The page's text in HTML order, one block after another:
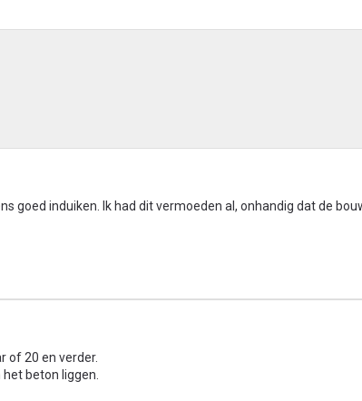
goed induiken. Ik had dit vermoeden al, onhandig dat de
of 20 en verder.
beton liggen.